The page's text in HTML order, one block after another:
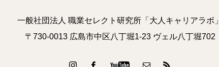
一般社団法人 職業セレクト研究所「大人キャリアラボ」
〒730-0013 広島市中区八丁堀1-23 ヴェル八丁堀702